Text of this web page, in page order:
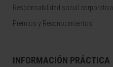
Responsabilidad social corporativa
Premios y Reconocimientos
INFORMACIÓN PRÁCTICA